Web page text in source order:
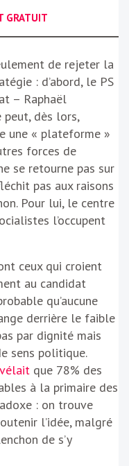
GRATUIT
de rejeter la
: d’abord, le PS
– Raphaël
peut, dès lors,
une « plateforme »
forces de
se retourne pas sur
pas aux raisons
Pour lui, le centre
l’occupent
ceux qui croient
au candidat
qu’aucune
derrière le faible
par dignité mais
sens politique.
que 78% des
à la primaire des
: on trouve
l’idée, malgré
de s’y